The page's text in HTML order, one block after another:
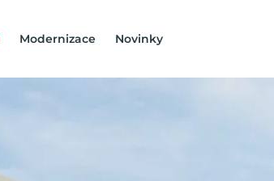
Modernizace Novinky